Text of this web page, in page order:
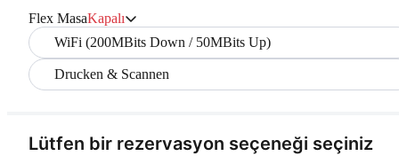
Flex MasaKapalı
WiFi (200MBits Down / 50MBits Up)
Drucken & Scannen
Lütfen bir rezervasyon seçeneği seçiniz